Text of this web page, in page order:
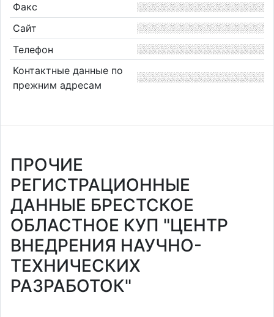
Факс
Сайт
Телефон
Контактные данные по
прежним адресам
ПРОЧИЕ
РЕГИСТРАЦИОННЫЕ
ДАННЫЕ БРЕСТСКОЕ
ОБЛАСТНОЕ КУП "ЦЕНТР
ВНЕДРЕНИЯ НАУЧНО-
ТЕХНИЧЕСКИХ
РАЗРАБОТОК"